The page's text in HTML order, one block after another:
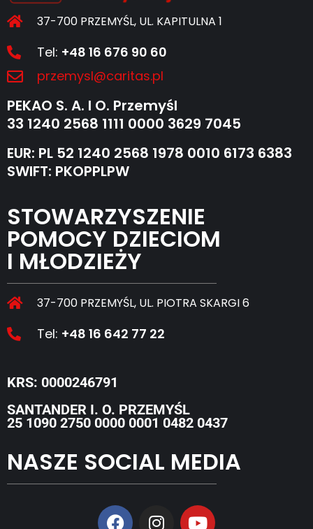
37-700 PRZEMYŚL, UL. KAPITULNA 1
Tel: +48 16 676 90 60
przemysl@caritas.pl
PEKAO S. A. I O. Przemyśl
33 1240 2568 1111 0000 3629 7045
EUR: PL 52 1240 2568 1978 0010 6173 6383
SWIFT: PKOPPLPW
STOWARZYSZENIE
POMOCY DZIECIOM
I MŁODZIEŻY
37-700 PRZEMYŚL, UL. PIOTRA SKARGI 6
Tel: +48 16 642 77 22
KRS: 0000246791
SANTANDER I. O. PRZEMYŚL
25 1090 2750 0000 0001 0482 0437
NASZE SOCIAL MEDIA